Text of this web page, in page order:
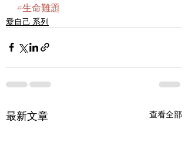
#生命難題
愛自己 系列
最新文章 查看全部